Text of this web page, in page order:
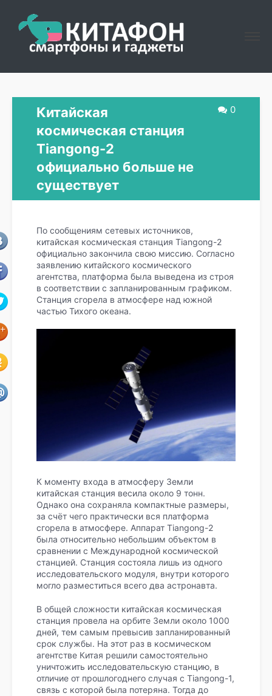
0
Китайская
космическая станция
Tiangong-2
официально больше не
существует
По сообщениям сетевых источников,
китайская космическая станция Tiangong-2
официально закончила свою миссию. Согласно
заявлению китайского космического
агентства, платформа была выведена из строя
в соответствии с запланированным графиком.
Станция сгорела в атмосфере над южной
частью Тихого океана.
К моменту входа в атмосферу Земли
китайская станция весила около 9 тонн.
Однако она сохраняла компактные размеры,
за счёт чего практически вся платформа
сгорела в атмосфере. Аппарат Tiangong-2
была относительно небольшим объектом в
сравнении с Международной космической
станцией. Станция состояла лишь из одного
исследовательского модуля, внутри которого
могло разместиться всего два астронавта.
В общей сложности китайская космическая
станция провела на орбите Земли около 1000
дней, тем самым превысив запланированный
срок службы. На этот раз в космическом
агентстве Китая решили самостоятельно
уничтожить исследовательскую станцию, в
отличие от прошлогоднего случая с Tiangong-1,
связь с которой была потеряна. Тогда до